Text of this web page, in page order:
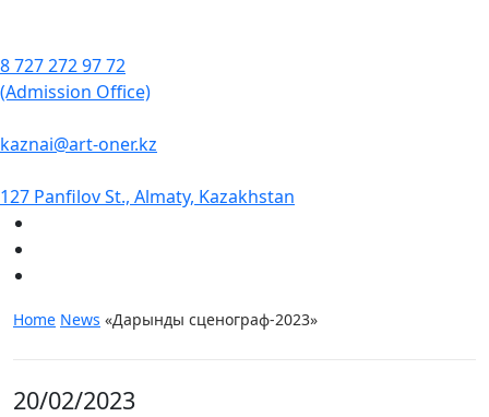
8 727 272 97 72
(Admission Office)
kaznai@art-oner.kz
127 Panfilov St., Almaty, Kazakhstan
Home News «Дарынды сценограф-2023»
20/02/2023